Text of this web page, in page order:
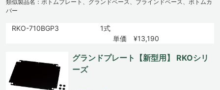
類似製品名：ボトムプレート、グランドベース、ブラインドベース、ボトムカ
バー
RKO-710BGP3
1式
単価 ¥13,190
グランドプレート【新型用】 RKOシリ
ーズ